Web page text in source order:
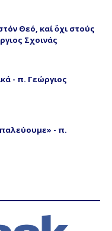
Θεό, καί ὄχι στούς
Σχοινάς
- π. Γεώργιος
- π.